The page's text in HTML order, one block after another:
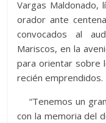
Vargas Maldonado,
orador ante
convocados al
Mariscos, en la
para orientar sobre
recién emprendidos.
“Tenemos un
con la memoria del